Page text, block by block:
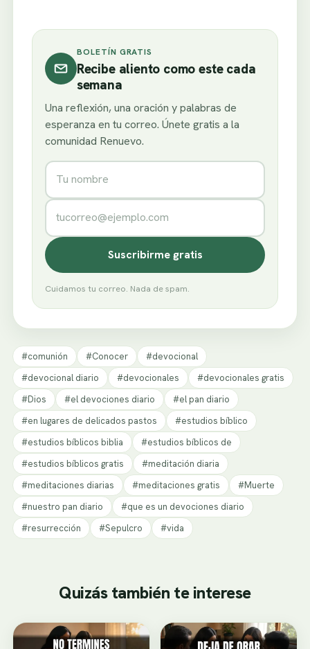
BOLETÍN GRATIS
Recibe aliento como este cada
semana
Una reflexión, una oración y palabras de
esperanza en tu correo. Únete gratis a la
comunidad Renuevo.
Nombre
Correo electrónico
Suscribirme gratis
Cuidamos tu correo. Nada de spam.
#comunión #Conocer
#devocional
#devocional diario
#devocionales
#devocionales gratis
#Dios
#el devociones diario
#el pan diario
#en lugares de delicados pastos
#estudios bíblico
#estudios bíblicos biblia
#estudios bíblicos de
#estudios bíblicos gratis
#meditación diaria
#meditaciones diarias
#meditaciones gratis
#Muerte
#nuestro pan diario
#que es un devociones diario
#resurrección
#Sepulcro #vida
Quizás también te interese